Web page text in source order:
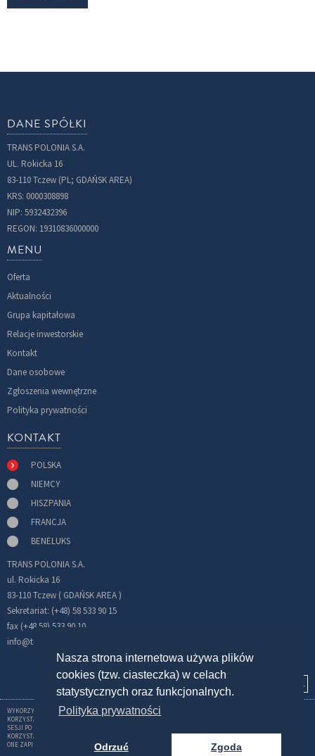
Nasza strona internetowa używa plików
cookies (tzw. ciasteczka) w celach
statystycznych oraz funkcjonalnych.
Polityka prywatności
Odrzuć Zgoda
DANE SPÓŁKI
TRANS POLONIA S.A.
UL. Rokicka 16
83-110 Tczew (PL; GDAŃSK AREA)
KRS: 0000308898
NIP: 5932432396
REGON: 19310836000000
MENU
Oferta
Aktualności
Grupa kapitałowa
Relacje inwestorskie
Kontakt
Dane osobowe
Zgłoszenia wewnętrzne
Polityka prywatności
KONTAKT
POLSKA
NIEMCY
HISZPANIA
FRANCJA
BENELUKS
TRANS POLONIA S.A.
ul. Rokicka 16
83-110 Tczew ( GDAŃSK AREA )
Sekretariat: (+48) 58 533 90 15
fax (+48 58) 533 90 10
info@transpolonia.com
WYKORZYSTUJEMY CIASTECZKA (COOKIES) W CELU GROMADZENIA INFORMACJI ZWIĄZANYCH Z
KORZYSTANIEM Z SERWISU. STOSOWANE PRZEZ NAS PLIKI TYPU COOKIES UMOŻLIWIAJĄ UTRZYMANIE
SESJI PO ZALOGOWANIU. MOŻNA WYŁĄCZYĆ TEN MECHANIZM W USTAWIENIACH PRZEGLĄDARKI.
KORZYSTANIE Z NASZEGO SERWISU BEZ ZMIANY USTAWIEŃ DOTYCZĄCYCH COOKIES OZNACZA, ŻE BĘDĄ
ONE ZAPISANE W PAMIĘCI URZĄDZENIA.